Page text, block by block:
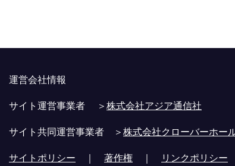
運営会社情報
サイト運営事業者 ＞株式会社アジア通信社
サイト共同運営事業者 ＞株式会社クローバーホー
サイトポリシー ｜ 著作権 ｜ リンクポリシー